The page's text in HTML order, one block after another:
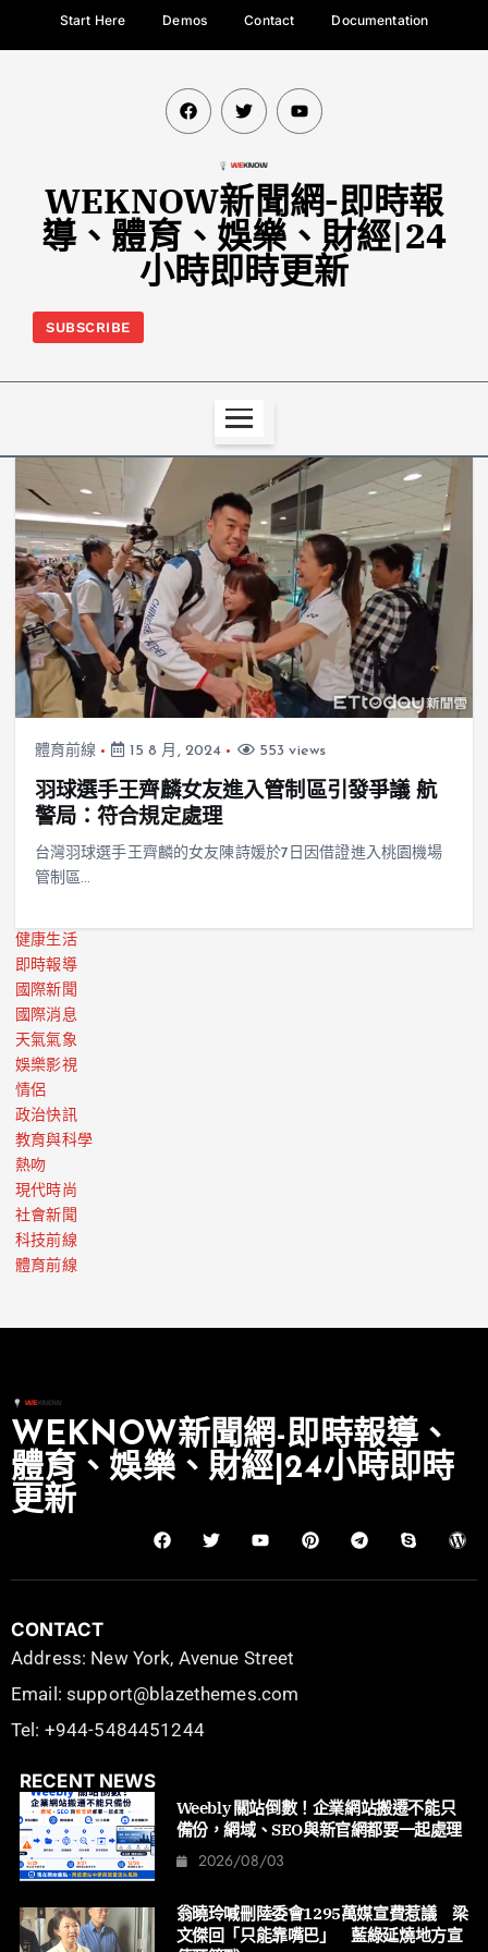
Start Here Demos Contact Documentation
WEKNOW新聞網-即時報
導、體育、娛樂、財經|24
小時即時更新
SUBSCRIBE
體育前線 15 8 月, 2024 553 views
羽球選手王齊麟女友進入管制區引發爭議 航
警局：符合規定處理
台灣羽球選手王齊麟的女友陳詩媛於7日因借證進入桃園機場
管制區…
健康生活
即時報導
國際新聞
國際消息
天氣氣象
娛樂影視
情侶
政治快訊
教育與科學
熱吻
現代時尚
社會新聞
科技前線
體育前線
WEKNOW新聞網-即時報導、
體育、娛樂、財經|24小時即時
更新
CONTACT
Address: New York, Avenue Street
Email: support@blazethemes.com
Tel: +944-5484451244
RECENT NEWS
Weebly 關站倒數！企業網站搬遷不能只
備份，網域、SEO與新官網都要一起處理
2026/08/03
翁曉玲喊刪陸委會1295萬媒宣費惹議 梁
文傑回「只能靠嘴巴」 藍綠延燒地方宣